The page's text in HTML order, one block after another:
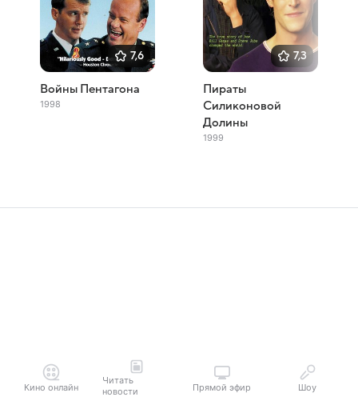
7,6
Войны Пентагона
1998
7,3
Пираты
Силиконовой
Долины
1999
Кино онлайн
Читать
новости
Прямой эфир Шоу